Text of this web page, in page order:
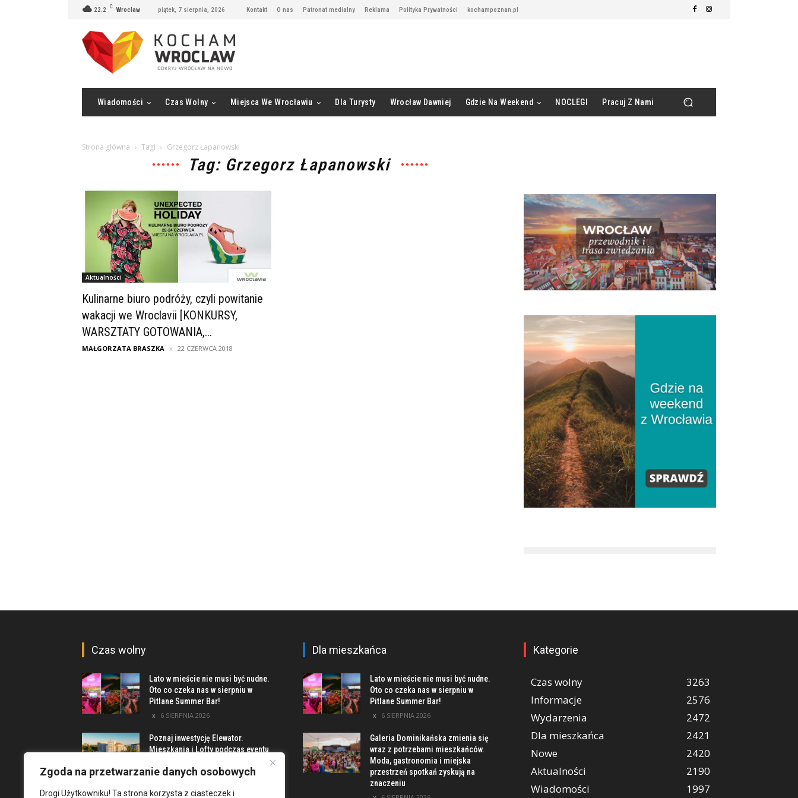
Zgoda na przetwarzanie danych osobowych
Drogi Użytkowniku! Ta strona korzysta z ciasteczek i
22.2 C Wrocław piątek, 7 sierpnia, 2026 Kontakt O nas Patronat medialny Reklama Polityka Prywatności kochampoznan.pl
Wiadomości Czas Wolny Miejsca We Wrocławiu Dla Turysty Wrocław Dawniej Gdzie Na Weekend NOCLEGI Pracuj Z Nami
Strona główna Tagi Grzegorz Łapanowski
Tag: Grzegorz Łapanowski
Aktualności
Kulinarne biuro podróży, czyli powitanie
wakacji we Wroclavii [KONKURSY,
WARSZTATY GOTOWANIA,...
MAŁGORZATA BRASZKA 22 CZERWCA 2018
Czas wolny
Lato w mieście nie musi być nudne.
Oto co czeka nas w sierpniu w
Pitlane Summer Bar!
6 SIERPNIA 2026
Poznaj inwestycję Elewator.
Mieszkania i Lofty podczas eventu
5 SIERPNIA 2026
Dla mieszkańca
Lato w mieście nie musi być nudne.
Oto co czeka nas w sierpniu w
Pitlane Summer Bar!
6 SIERPNIA 2026
Galeria Dominikańska zmienia się
wraz z potrzebami mieszkańców.
Moda, gastronomia i miejska
przestrzeń spotkań zyskują na
znaczeniu
Kategorie
Czas wolny
3263
Informacje
2576
Wydarzenia
2472
Dla mieszkańca
2421
Nowe
2420
Aktualności
2190
Wiadomości
1997